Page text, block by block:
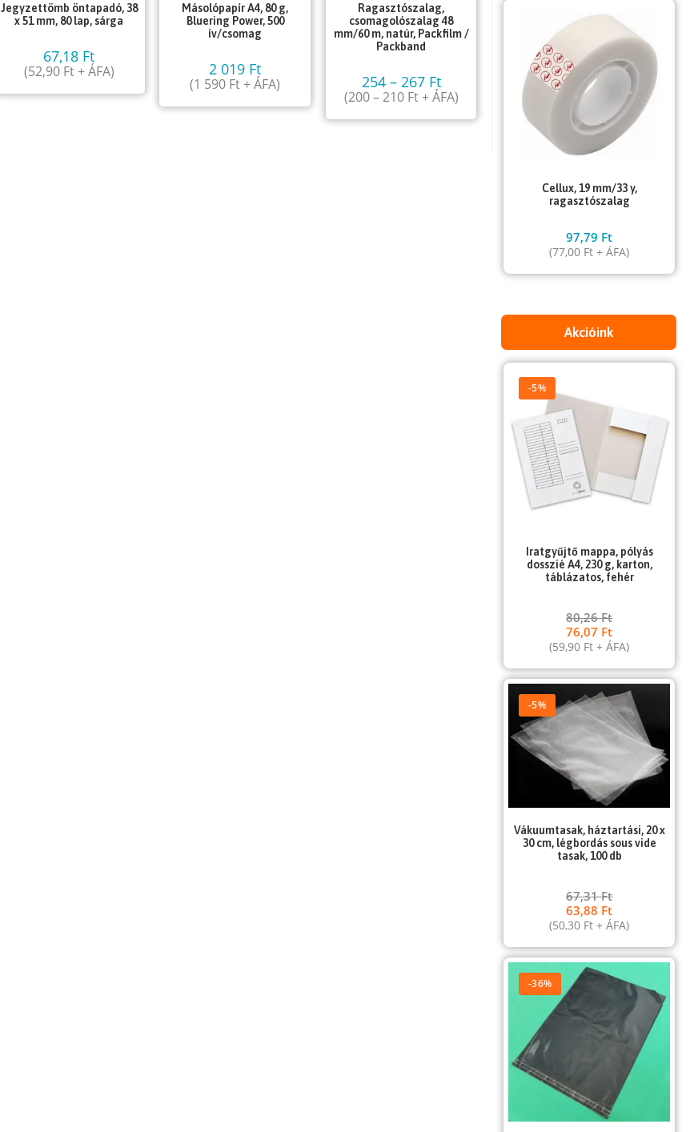
Jegyzettömb öntapadó, 38
x 51 mm, 80 lap, sárga
67,18 Ft
(52,90 Ft+ ÁFA)
Másolópapír A4, 80 g,
Bluering Power, 500
ív/csomag
2 019 Ft
(1 590 Ft+ ÁFA)
Ragasztószalag,
csomagolószalag 48
mm/60 m, natúr, Packfilm /
Packband
254 – 267 Ft
(200–210 Ft+ ÁFA)
Cellux, 19 mm/33 y,
ragasztószalag
97,79 Ft
(77,00 Ft + ÁFA)
Akcióink
-5%
Iratgyűjtő mappa, pólyás
dosszié A4, 230 g, karton,
táblázatos, fehér
80,26Ft
76,07 Ft
(59,90 Ft + ÁFA)
-5%
Vákuumtasak, háztartási, 20 x
30 cm, légbordás sous vide
tasak, 100 db
67,31Ft
63,88 Ft
(50,30 Ft + ÁFA)
-36%